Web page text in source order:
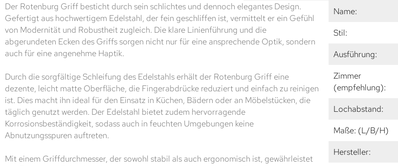
Der Rotenburg Griff besticht durch sein schlichtes und dennoch elegantes Design.
Gefertigt aus hochwertigem Edelstahl, der fein geschliffen ist, vermittelt er ein Gefühl
von Modernität und Robustheit zugleich. Die klare Linienführung und die
abgerundeten Ecken des Griffs sorgen nicht nur für eine ansprechende Optik, sondern
auch für eine angenehme Haptik.
Durch die sorgfältige Schleifung des Edelstahls erhält der Rotenburg Griff eine
dezente, leicht matte Oberfläche, die Fingerabdrücke reduziert und einfach zu reinigen
ist. Dies macht ihn ideal für den Einsatz in Küchen, Bädern oder an Möbelstücken, die
täglich genutzt werden. Der Edelstahl bietet zudem hervorragende
Korrosionsbeständigkeit, sodass auch in feuchten Umgebungen keine
Abnutzungsspuren auftreten.
Mit einem Griffdurchmesser, der sowohl stabil als auch ergonomisch ist, gewährleistet
Name:
Stil:
Ausführung:
Zimmer
(empfehlung):
Lochabstand:
Maße: (L/B/H)
Hersteller: